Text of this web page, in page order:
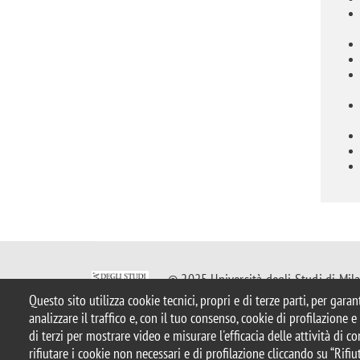
Questo sito utilizza cookie tecnici, propri e di terze parti, per
analizzare il traffico e, con il tuo consenso, cookie di profilazione
di terzi per mostrare video e misurare l'efficacia delle attività di
rifiutare i cookie non necessari e di profilazione cliccando su
© 2025 Università degli Studi di
Piazza dell'Ateneo Nuovo, 1 - 20126,
Casella PEC:
P.I. 12621570154 |Contattaci